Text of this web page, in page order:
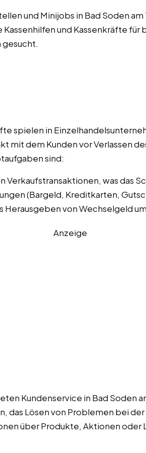
und Minijobs in Bad Soden am
und Kassenkräfte für
gesucht.
spielen in
mit dem Kunden vor Verlassen
sind:
Verkaufstransaktionen, was das
(Bargeld, Kreditkarten,
Herausgeben von Wechselgeld
Anzeige
Kundenservice in Bad Soden
das Lösen von Problemen bei der
über Produkte, Aktionen oder